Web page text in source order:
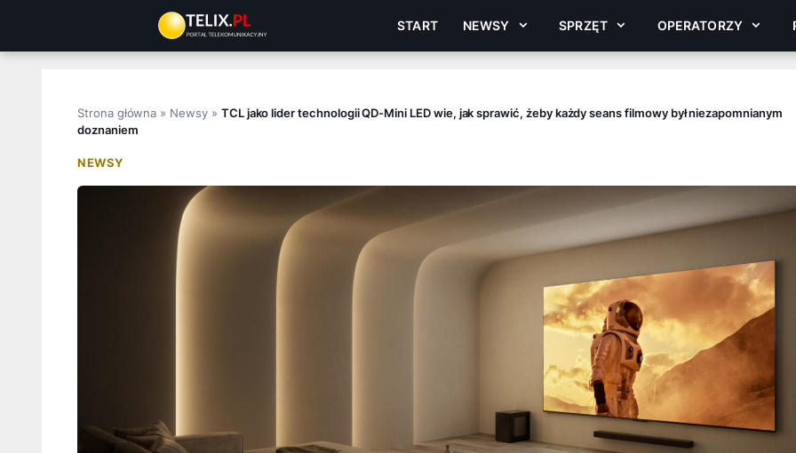
treści
START NEWSY SPRZĘT OPERATORZY
Strona główna » Newsy» TCL jako lider technologii QD-Mini LED wie, jak sprawić, żeby każdy seans filmowy był niezapomnianym
doznaniem
NEWSY